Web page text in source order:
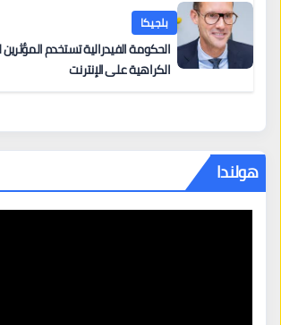
بلجيكا
الحكومة الفيدرالية تستخدم
الكراهية على الإنترنت
هولندا